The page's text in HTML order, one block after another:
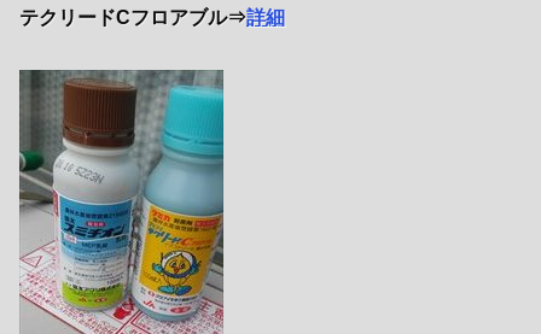
テクリードCフロアブル⇒詳細